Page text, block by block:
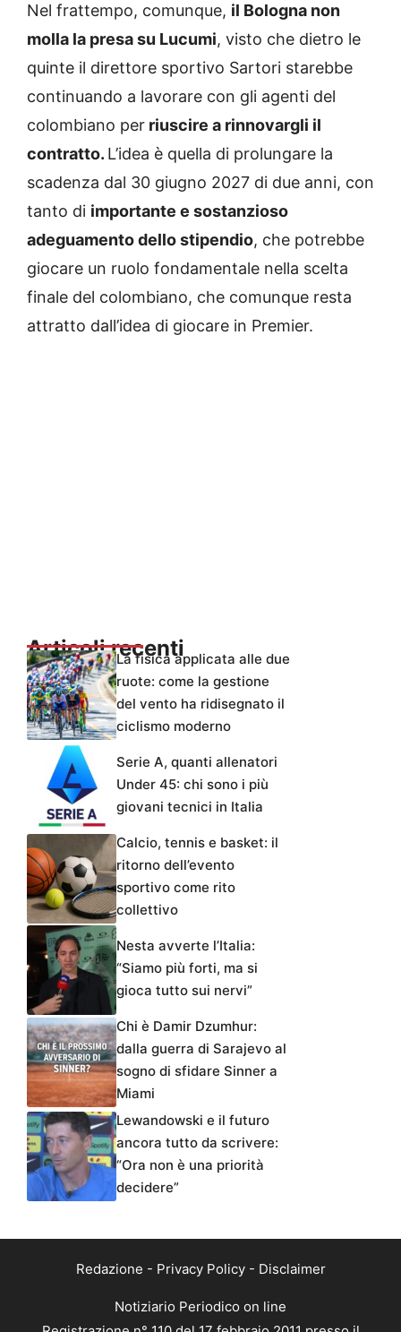
Nel frattempo, comunque, il Bologna non
molla la presa su Lucumi, visto che dietro le
quinte il direttore sportivo Sartori starebbe
continuando a lavorare con gli agenti del
colombiano per riuscire a rinnovargli il
contratto. L’idea è quella di prolungare la
scadenza dal 30 giugno 2027 di due anni, con
tanto di importante e sostanzioso
adeguamento dello stipendio, che potrebbe
giocare un ruolo fondamentale nella scelta
finale del colombiano, che comunque resta
attratto dall’idea di giocare in Premier.
Articoli recentiLa fisica applicata alle due
ruote: come la gestione
del vento ha ridisegnato il
ciclismo moderno
Serie A, quanti allenatori
Under 45: chi sono i più
giovani tecnici in Italia
Calcio, tennis e basket: il
ritorno dell’evento
sportivo come rito
collettivo
Nesta avverte l’Italia:
“Siamo più forti, ma si
gioca tutto sui nervi”
Chi è Damir Dzumhur:
dalla guerra di Sarajevo al
sogno di sfidare Sinner a
Miami
Lewandowski e il futuro
ancora tutto da scrivere:
“Ora non è una priorità
decidere”
Redazione - Privacy Policy- Disclaimer
Notiziario Periodico on line